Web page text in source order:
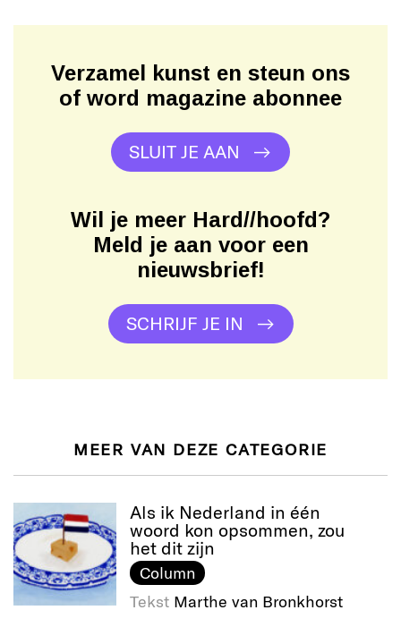
Verzamel kunst en steun ons
of word magazine abonnee
SLUIT JE AAN
Wil je meer Hard//hoofd?
Meld je aan voor een
nieuwsbrief!
SCHRIJF JE IN
MEER VAN DEZE CATEGORIE
Als ik Nederland in één
woord kon opsommen, zou
het dit zijn
Column
Tekst Marthe van Bronkhorst